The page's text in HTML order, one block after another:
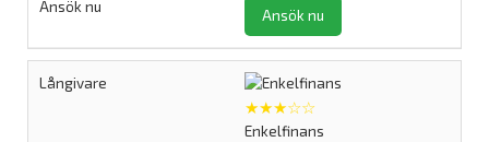
Ansök nu
★★★☆☆
Enkelfinans